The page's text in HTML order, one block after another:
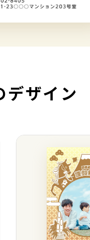
デザイン